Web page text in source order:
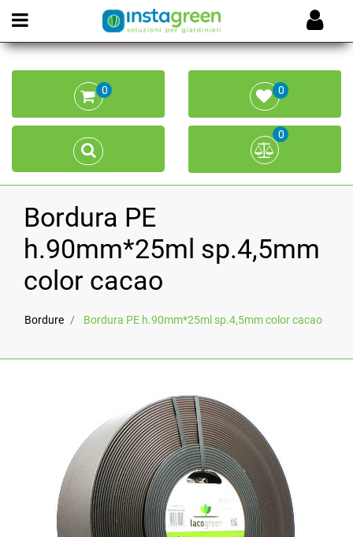
Open menu
0 0
0
Bordura PE
h.90mm*25ml sp.4,5mm
color cacao
Bordure Bordura PE h.90mm*25ml sp.4,5mm color cacao